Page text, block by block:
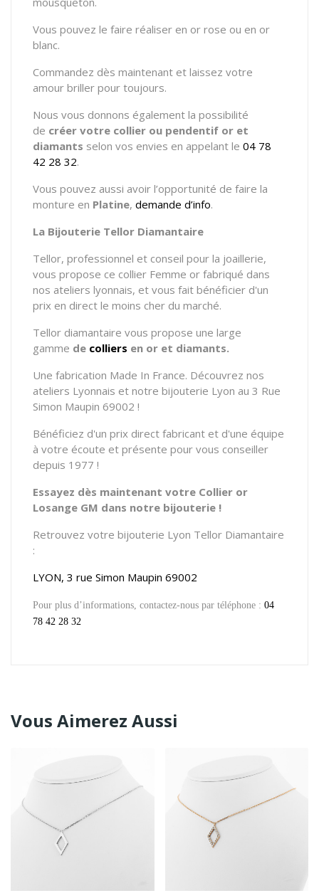
Vous pouvez le faire réaliser en or rose ou en or
blanc.
Commandez dès maintenant et laissez votre
amour briller pour toujours.
Nous vous donnons également la possibilité
de créer votre collier ou pendentif or et
diamants selon vos envies en appelant le 04 78
42 28 32.
Vous pouvez aussi avoir l’opportunité de faire la
monture en Platine, demande d’info.
La Bijouterie Tellor Diamantaire
Tellor, professionnel et conseil pour la joaillerie,
vous propose ce collier Femme or fabriqué dans
nos ateliers lyonnais, et vous fait bénéficier d'un
prix en direct le moins cher du marché.
Tellor diamantaire vous propose une large
gamme de colliers en or et diamants.
Une fabrication Made In France. Découvrez nos
ateliers Lyonnais et notre bijouterie Lyon au 3 Rue
Simon Maupin 69002 !
Bénéficiez d'un prix direct fabricant et d'une équipe
à votre écoute et présente pour vous conseiller
depuis 1977 !
Essayez dès maintenant votre Collier or
Losange GM dans notre bijouterie !
Retrouvez votre bijouterie Lyon Tellor Diamantaire
:
LYON, 3 rue Simon Maupin 69002
Pour plus d’informations, contactez-nous par téléphone : 04
78 42 28 32
Vous Aimerez Aussi